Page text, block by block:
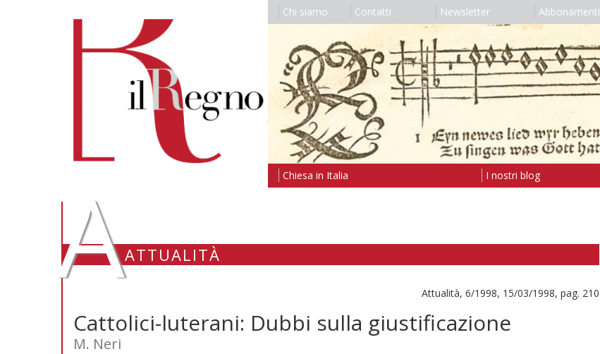
Chi siamo Contatti Newsletter Abbonamenti
Chiesa in Italia I nostri blog
AATTUALITÀ
Attualità, 6/1998, 15/03/1998, pag. 210
Cattolici-luterani: Dubbi sulla giustificazione
M. Neri